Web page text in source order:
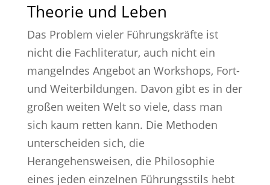
Theorie und Leben
Das Problem vieler Führungskräfte ist
nicht die Fachliteratur, auch nicht ein
mangelndes Angebot an Workshops, Fort-
und Weiterbildungen. Davon gibt es in der
großen weiten Welt so viele, dass man
sich kaum retten kann. Die Methoden
unterscheiden sich, die
Herangehensweisen, die Philosophie
eines jeden einzelnen Führungsstils hebt